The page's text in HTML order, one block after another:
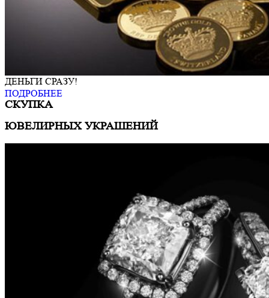
ДЕНЬГИ СРАЗУ!
ПОДРОБНЕЕ
СКУПКА
ЮВЕЛИРНЫХ УКРАШЕНИЙ